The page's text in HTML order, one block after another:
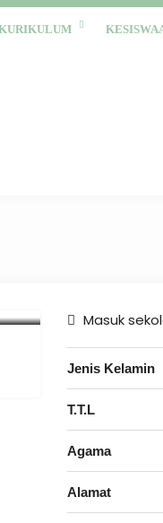
Masuk
Jenis Kelamin
T.T.L
Agama
Alamat